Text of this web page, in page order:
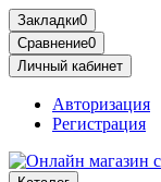
Закладки0
Сравнение0
Личный кабинет
Авторизация
Регистрация